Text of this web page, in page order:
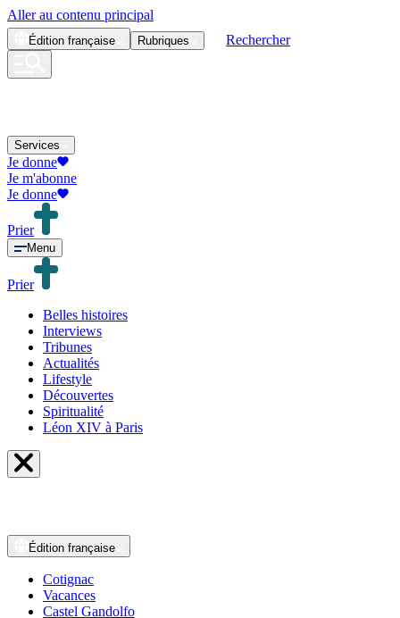
Aller au contenu principal
Édition française Rubriques Rechercher
Services
Je donne
Je m'abonne
Je donne
Prier
Menu
Prier
Belles histoires
Interviews
Tribunes
Actualités
Lifestyle
Découvertes
Spiritualité
Léon XIV à Paris
Édition française
Cotignac
Vacances
Castel Gandolfo